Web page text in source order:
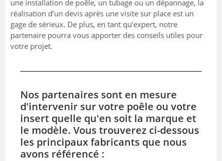
une installation de poêle, un tubage ou un dépannage, la
réalisation d’un devis après une visite sur place est un
gage de sérieux. De plus, en tant qu’expert, notre
partenaire pourra vous apporter des conseils utiles pour
votre projet.
Nos partenaires sont en mesure
d'intervenir sur votre poêle ou votre
insert quelle qu'en soit la marque et
le modèle. Vous trouverez ci-dessous
les principaux fabricants que nous
avons référencé :